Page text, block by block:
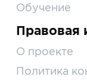
Обучение
Правовая
О проекте
Политика